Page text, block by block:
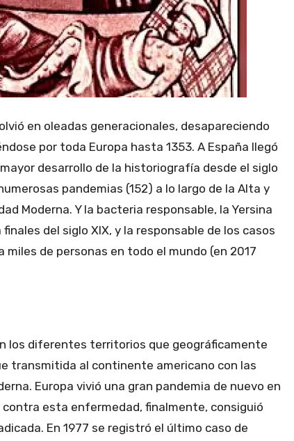
en oleadas generacionales, desapareciendo
por toda Europa hasta 1353. A España llegó
desarrollo de la historiografía desde el siglo
pandemias (152) a lo largo de la Alta y
Moderna. Y la bacteria responsable, la Yersina
del siglo XIX, y la responsable de los casos
de personas en todo el mundo (en 2017
los diferentes territorios que geográficamente
transmitida al continente americano con las
Europa vivió una gran pandemia de nuevo en
contra esta enfermedad, finalmente, consiguió
En 1977 se registró el último caso de